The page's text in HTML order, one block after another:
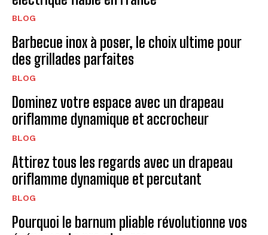
BLOG
Barbecue inox à poser, le choix ultime pour
des grillades parfaites
BLOG
Dominez votre espace avec un drapeau
oriflamme dynamique et accrocheur
BLOG
Attirez tous les regards avec un drapeau
oriflamme dynamique et percutant
BLOG
Pourquoi le barnum pliable révolutionne vos